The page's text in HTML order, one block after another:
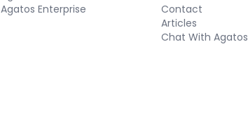
Agatos Enterprise
Contact
Articles
Chat With Agatos